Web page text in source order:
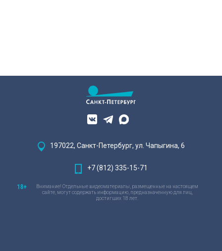
197022, Санкт-Петербург, ул. Чапыгина, 6
+7 (812) 335-15-71
Внимание! Отдельные видеоматериалы, размещенные на настоящем
сайте, могут содержать информацию, предназначенную для лиц,
достигших 18 лет.